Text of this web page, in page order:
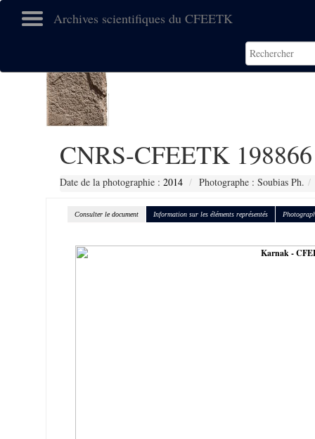
Archives scientifiques du CFEETK
CNRS-CFEETK 198866
Date de la photographie : 2014 Photographe : Soubias Ph.
Consulter le document Information sur les éléments représentés